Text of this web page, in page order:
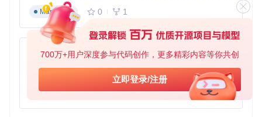
700万+用户深度参与代码创作，更多精彩内容等你共创
立即登录/注册
# Windows系统直接运行可执行文件
163MusicLyrics/archive-winform/MusicLyricApp/bin/Debug
# 跨平台版本需安装.NET 6运行时
sudo apt install dotnet-runtime-6.0 # Ubuntu示例
初始设置
配置音乐平台Cookie（设置界面填入）
选择默认输出格式（LRC/SRT）
Markdown
0 1
py-xiaozhi
基于Python的Xiaozhi AI，适用于想要完整Xiaozhi体验而无需拥有专用硬件的用户。
Python
0 1